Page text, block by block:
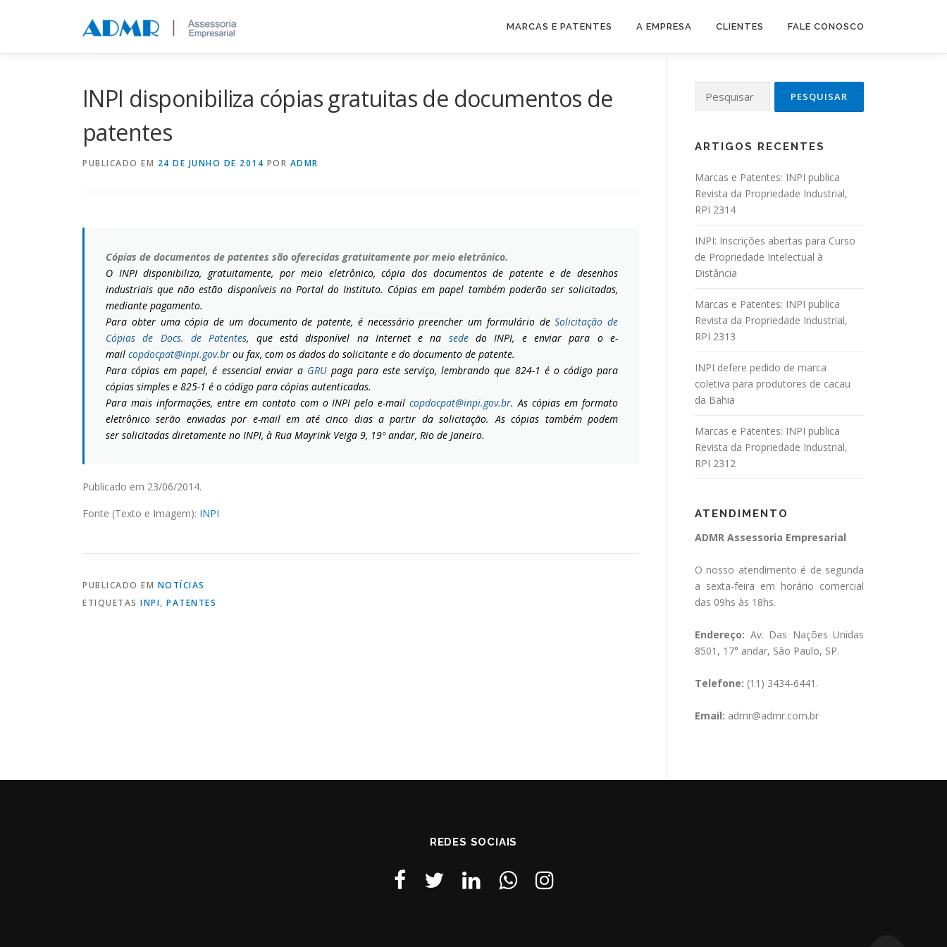
MARCAS E PATENTES A EMPRESA CLIENTES FALE CONOSCO
INPI disponibiliza cópias gratuitas de documentos de
patentes
PUBLICADO EM 24 DE JUNHO DE 2014 POR ADMR
Cópias de documentos de patentes são oferecidas gratuitamente por meio eletrônico.
O INPI disponibiliza, gratuitamente, por meio eletrônico, cópia dos documentos de patente e de desenhos
industriais que não estão disponíveis no Portal do Instituto. Cópias em papel também poderão ser solicitadas,
mediante pagamento.
Para obter uma cópia de um documento de patente, é necessário preencher um formulário deSolicitação de
Cópias de Docs. de Patentes, que está disponível na Internet e na sededo INPI, e enviar para o e-
mail copdocpat@inpi.gov.br ou fax, com os dados do solicitante e do documento de patente.
Para cópias em papel, é essencial enviar a GRUpaga para este serviço, lembrando que 824-1 é o código para
cópias simples e 825-1 é o código para cópias autenticadas.
Para mais informações, entre em contato com o INPI pelo e-mailcopdocpat@inpi.gov.br. As cópias em formato
eletrônico serão enviadas por e-mail em até cinco dias a partir da solicitação. As cópias também podem
ser solicitadas diretamente no INPI, à Rua Mayrink Veiga 9, 19º andar, Rio de Janeiro.
Publicado em 23/06/2014.
Fonte (Texto e Imagem): INPI
PUBLICADO EM NOTÍCIAS
ETIQUETAS INPI, PATENTES
ARTIGOS RECENTES
Marcas e Patentes: INPI publica
Revista da Propriedade Industrial,
RPI 2314
INPI: Inscrições abertas para Curso
de Propriedade Intelectual à
Distância
Marcas e Patentes: INPI publica
Revista da Propriedade Industrial,
RPI 2313
INPI defere pedido de marca
coletiva para produtores de cacau
da Bahia
Marcas e Patentes: INPI publica
Revista da Propriedade Industrial,
RPI 2312
ATENDIMENTO
ADMR Assessoria Empresarial
O nosso atendimento é de segunda
a sexta-feira em horário comercial
das 09hs às 18hs.
Endereço: Av. Das Nações Unidas
8501, 17° andar, São Paulo, SP.
Telefone: (11) 3434-6441.
Email: admr@admr.com.br
REDES SOCIAIS